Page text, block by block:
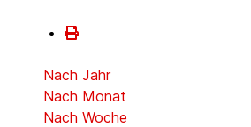
Nach Jahr
Nach Monat
Nach Woche